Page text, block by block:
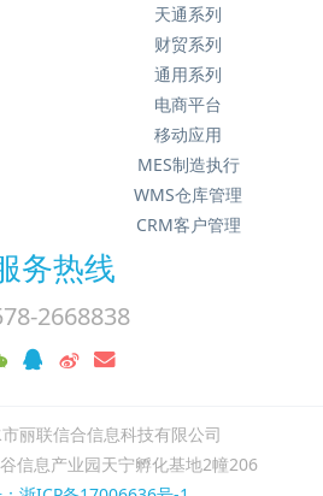
天通系列
财贸系列
通用系列
电商平台
移动应用
MES制造执行
WMS仓库管理
CRM客户管理
务热线
2668838
丽联信合信息科技有限公司
信息产业园天宁孵化基地2幢206